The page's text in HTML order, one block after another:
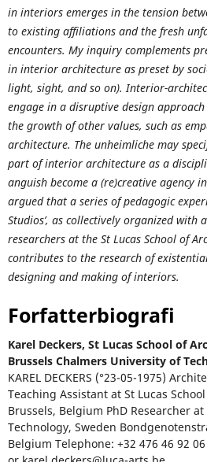
in interiors emerges in the tension
to existing affiliations and the fresh
encounters. My inquiry complements
in interior architecture as preset by
light, sight, and so on). Interior-
engage in a disruptive design
the growth of other values, such as
architecture. The unheimliche may
part of interior architecture as a
anguish become a (re)creative agency
argued that a series of pedagogic
Studios’, as collectively organized with
researchers at the St Lucas School of
contributes to the research of
designing and making of interiors.
Forfatterbiografi
Karel Deckers, St Lucas School of
Brussels Chalmers University of
KAREL DECKERS (°23-05-1975)
Teaching Assistant at St Lucas
Brussels, Belgium PhD Researcher
Technology, Sweden
Belgium Telephone: +32 476 46 92